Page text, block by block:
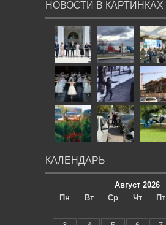
НОВОСТИ В КАРТИНКАХ
КАЛЕНДАРЬ
Август 2026
Пн
Вт Ср Чт Пт